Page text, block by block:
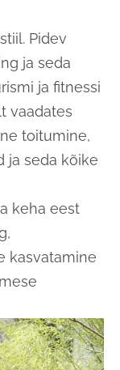
Pidev
ja seda
ja fitnessi
vaadates
toitumine,
ja seda kõike
keha eest
kasvatamine